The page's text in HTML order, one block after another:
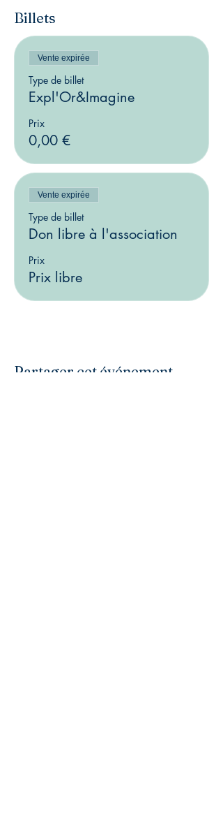
Billets
Vente expirée
Type de billet
Expl'Or&Imagine
Prix
0,00 €
Vente expirée
Type de billet
Don libre à l'association
Prix
Prix libre
Partager cet événement